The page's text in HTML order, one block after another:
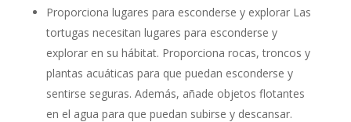
Proporciona lugares para esconderse y explorar Las
tortugas necesitan lugares para esconderse y
explorar en su hábitat. Proporciona rocas, troncos y
plantas acuáticas para que puedan esconderse y
sentirse seguras. Además, añade objetos flotantes
en el agua para que puedan subirse y descansar.